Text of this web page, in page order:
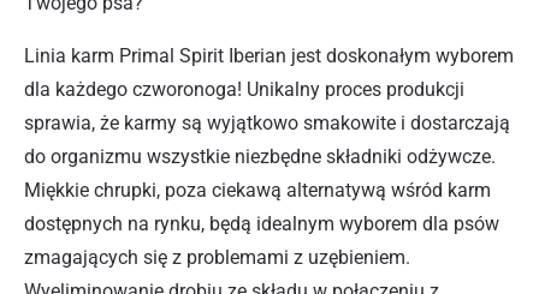
Linia karm Primal Spirit Iberian jest doskonałym wyborem
dla każdego czworonoga! Unikalny proces produkcji
sprawia, że karmy są wyjątkowo smakowite i dostarczają
do organizmu wszystkie niezbędne składniki odżywcze.
Miękkie chrupki, poza ciekawą alternatywą wśród karm
dostępnych na rynku, będą idealnym wyborem dla psów
zmagających się z problemami z uzębieniem.